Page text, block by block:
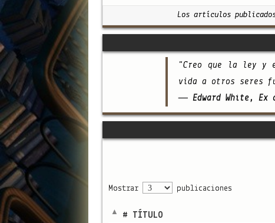
Los artículos
"Creo que la ley y
vida a otros seres
— Edward White, Ex
Mostrar publicaciones
# TÍTULO